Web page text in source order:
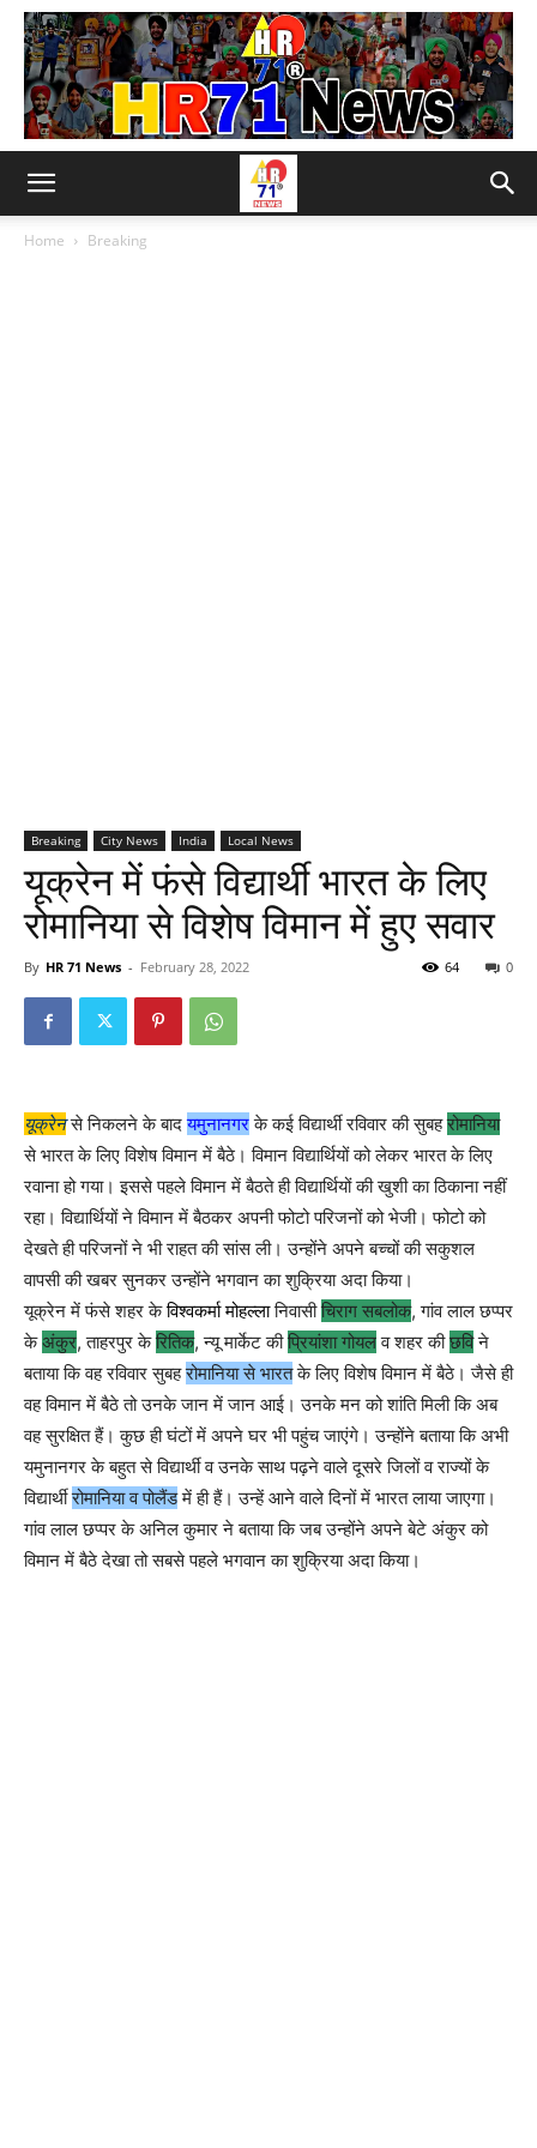
Home Breaking
Breaking City News India Local News
यूक्रेन में फंसे विद्यार्थी भारत के लिए
रोमानिया से विशेष विमान में हुए सवार
By HR 71 News - February 28, 2022 0
64
यूक्रेनसे निकलने के बादयमुनानगरके कई विद्यार्थी रविवार की सुबहरोमानिया
से भारत के लिए विशेष विमान में बैठे। विमान विद्यार्थियों को लेकर भारत के लिए
रवाना हो गया। इससे पहले विमान में बैठते ही विद्यार्थियों की खुशी का ठिकाना नहीं
रहा। विद्यार्थियों ने विमान में बैठकर अपनी फोटो परिजनों को भेजी। फोटो को
देखते ही परिजनों ने भी राहत की सांस ली। उन्होंने अपने बच्चों की सकुशल
वापसी की खबर सुनकर उन्होंने भगवान का शुक्रिया अदा किया।
यूक्रेन में फंसे शहर केविश्वकर्मा मोहल्लानिवासीचिराग सबलोक, गांव लाल छप्पर
केअंकुर, ताहरपुर केरितिक, न्यू मार्केट कीप्रियांशा गोयलव शहर कीछविने
बताया कि वह रविवार सुबहरोमानिया से भारतके लिए विशेष विमान में बैठे। जैसे ही
वह विमान में बैठे तो उनके जान में जान आई। उनके मन को शांति मिली कि अब
वह सुरक्षित हैं। कुछ ही घंटों में अपने घर भी पहुंच जाएंगे। उन्होंने बताया कि अभी
यमुनानगर के बहुत से विद्यार्थी व उनके साथ पढ़ने वाले दूसरे जिलों व राज्यों के
विद्यार्थीरोमानिया व पोलैंडमें ही हैं। उन्हें आने वाले दिनों में भारत लाया जाएगा।
गांव लाल छप्पर के अनिल कुमार ने बताया कि जब उन्होंने अपने बेटे अंकुर को
विमान में बैठे देखा तो सबसे पहले भगवान का शुक्रिया अदा किया।